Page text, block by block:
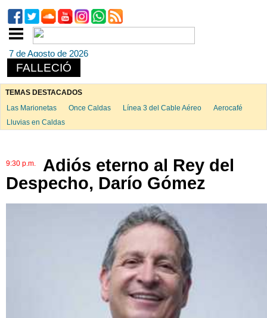
7 de Agosto de 2026
FALLECIÓ
TEMAS DESTACADOS
Las Marionetas
Once Caldas Línea 3 del Cable Aéreo
Aerocafé
Lluvias en Caldas
9:30 p.m.
Adiós eterno al Rey del
Despecho, Darío Gómez